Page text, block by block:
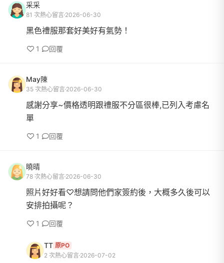
采采
81 次熱心留言 2026-06-30
黑色禮服那套好美好有氣勢！
1 回覆
May陳
35 次熱心留言 2026-06-30
感謝分享~價格透明跟禮服不分區很棒,已列入考慮名
單
1 回覆
曉晴
78 次熱心留言 2026-06-30
照片好好看♡想請問他們家簽約後，大概多久後可以
安排拍攝呢？
1 回覆
TT 原PO
2 次熱心留言 2026-07-02